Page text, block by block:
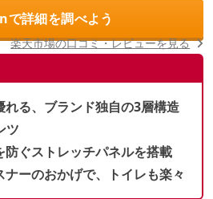
詳細を調べよう
る、ブランド独自の3層構造
ツ
ぐストレッチパネルを搭載
ーのおかげで、トイレも楽々
楽天市場の口コミ・レビューを見る